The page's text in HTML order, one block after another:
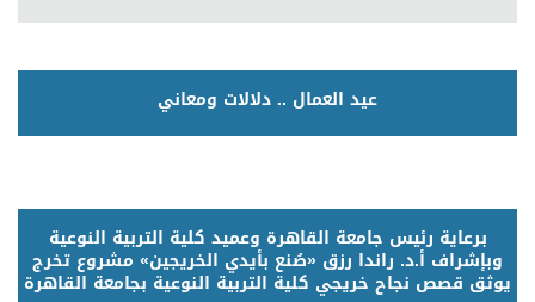
عيد العمال .. دلالات ومعاني
برعاية رئيس جامعة القاهرة وعميد كلية التربية النوعية
وبإشراف أ.د. راندا رزق «صُنع بأيدي الخريجين» مشروع تخرج
يوثق قصص نجاح خريجي كلية التربية النوعية بجامعة القاهرة